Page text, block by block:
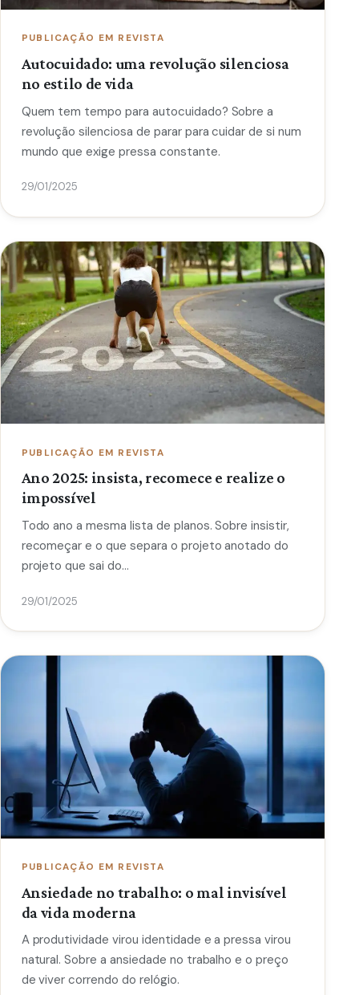
PUBLICAÇÃO EM REVISTA
Autocuidado: uma revolução silenciosa
no estilo de vida
Quem tem tempo para autocuidado? Sobre a
revolução silenciosa de parar para cuidar de si num
mundo que exige pressa constante.
29/01/2025
PUBLICAÇÃO EM REVISTA
Ano 2025: insista, recomece e realize o
impossível
Todo ano a mesma lista de planos. Sobre insistir,
recomeçar e o que separa o projeto anotado do
projeto que sai do…
29/01/2025
PUBLICAÇÃO EM REVISTA
Ansiedade no trabalho: o mal invisível
da vida moderna
A produtividade virou identidade e a pressa virou
natural. Sobre a ansiedade no trabalho e o preço
de viver correndo do relógio.